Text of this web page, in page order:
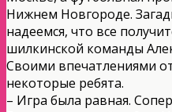
Нижнем Новгороде.
надеемся, что все
шилкинской команды
Своими впечатлениями
некоторые ребята.
– Игра была равная.